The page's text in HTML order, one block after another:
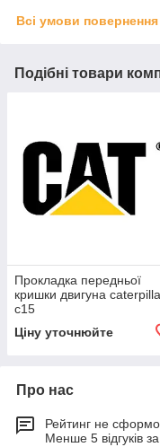
Всі умови повернення
Подібні товари
Прокладка передньої
кришки двигуна
c15
Ціну уточнюйте
Про нас
Рейтинг не
Менше 5 відгуків